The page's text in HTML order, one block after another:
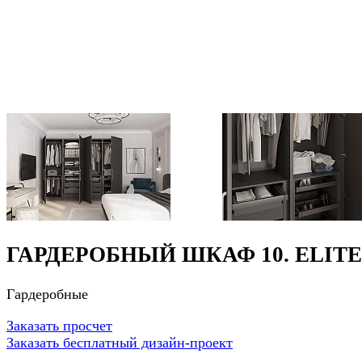
ГАРДЕРОБНЫЙ ШКАФ 10. ELITE
Гардеробные
Заказать просчет
Заказать бесплатный дизайн-проект